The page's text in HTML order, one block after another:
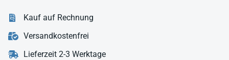
Kauf auf Rechnung
Versandkostenfrei
Lieferzeit 2-3 Werktage